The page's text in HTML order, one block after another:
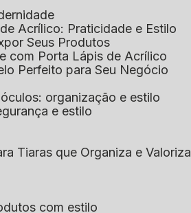
de Acrílico: Praticidade e Estilo
Seus Produtos
com Porta Lápis de Acrílico
Perfeito para Seu Negócio
organização e estilo
e estilo
Tiaras que Organiza e Valoriza
com estilo